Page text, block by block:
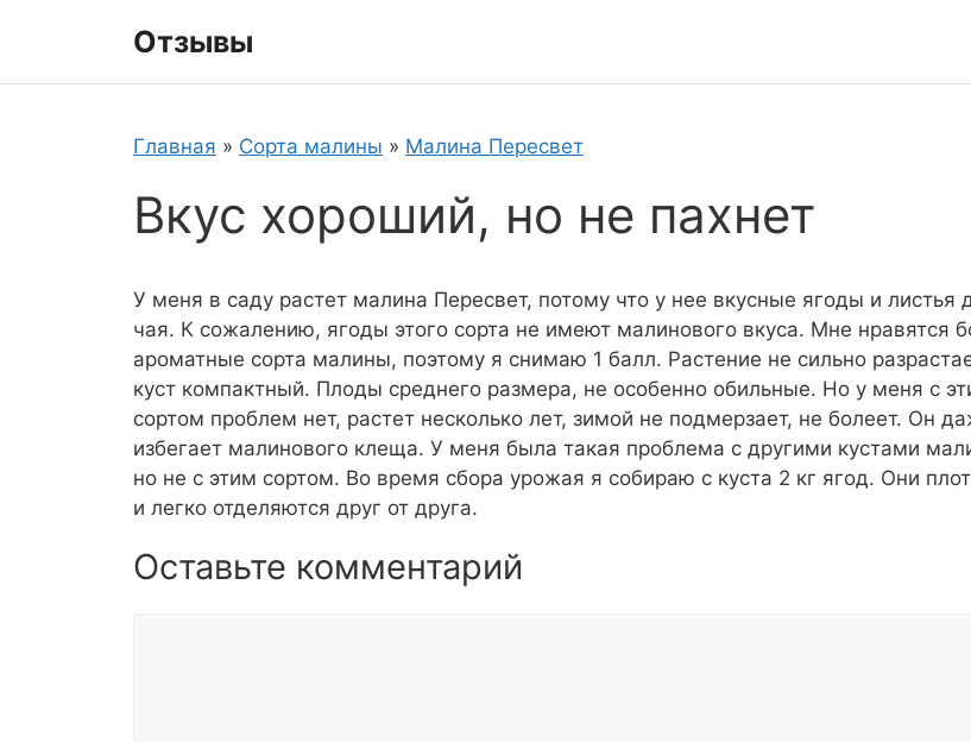
Отзывы
Главная » Сорта малины » Малина Пересвет
Вкус хороший, но не пахнет
У меня в саду растет малина Пересвет, потому что у нее вкусные ягоды и листья
чая. К сожалению, ягоды этого сорта не имеют малинового вкуса. Мне нравятся
ароматные сорта малины, поэтому я снимаю 1 балл. Растение не сильно
куст компактный. Плоды среднего размера, не особенно обильные. Но у меня с
сортом проблем нет, растет несколько лет, зимой не подмерзает, не болеет. Он
избегает малинового клеща. У меня была такая проблема с другими кустами
но не с этим сортом. Во время сбора урожая я собираю с куста 2 кг ягод. Они
и легко отделяются друг от друга.
Оставьте комментарий